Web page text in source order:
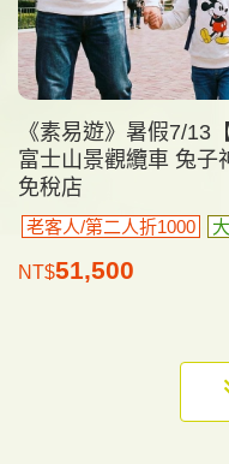
《素易遊》暑假7/13
富士山景觀纜車 兔子
免稅店
老客人/第二人折1000
NT$51,500